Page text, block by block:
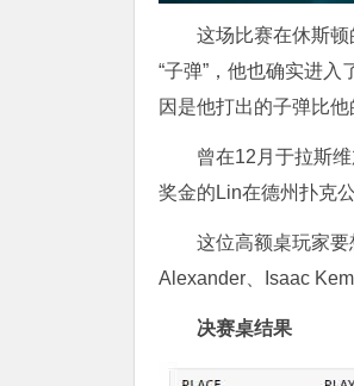
这场比赛在休斯
“子弹”，他也确实进
因是他打出的子弹比他
曾在12月于拉斯
奖金的Lin在德州扑克
这位高额桌玩家
Alexander、Isaac
决赛桌结果